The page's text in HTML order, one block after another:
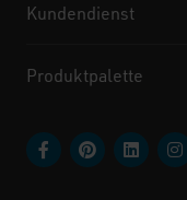
Kundendienst
Produktpalette